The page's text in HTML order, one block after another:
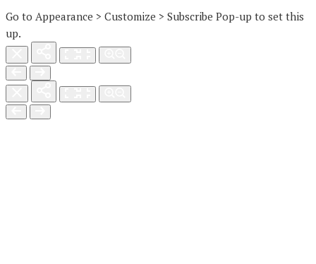
Go to Appearance > Customize > Subscribe Pop-up to set this
up.